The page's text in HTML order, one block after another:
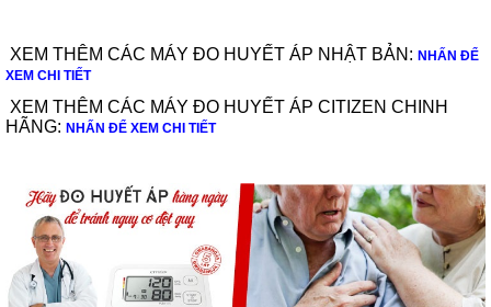
XEM THÊM CÁC MÁY ĐO HUYẾT ÁP NHẬT BẢN: NHẤN ĐỂ
XEM CHI TIẾT
XEM THÊM CÁC MÁY ĐO HUYẾT ÁP CITIZEN CHINH
HÃNG: NHẤN ĐỂ XEM CHI TIẾT